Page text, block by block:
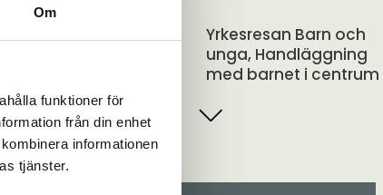
Om
funktioner för
från din enhet
informationen
tjänster.
Yrkesresan Barn och
unga, Handläggning
med barnet i centrum
Sommarvägen 1
omställning: